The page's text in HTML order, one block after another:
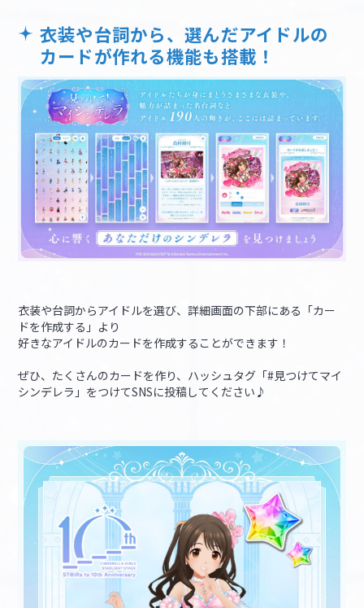
衣装や台詞から、選んだアイドルの
カードが作れる機能も搭載！
衣装や台詞からアイドルを選び、詳細画面の下部にある「カー
ドを作成する」より
好きなアイドルのカードを作成することができます！
ぜひ、たくさんのカードを作り、ハッシュタグ「#見つけてマイ
シンデレラ」をつけてSNSに投稿してください♪